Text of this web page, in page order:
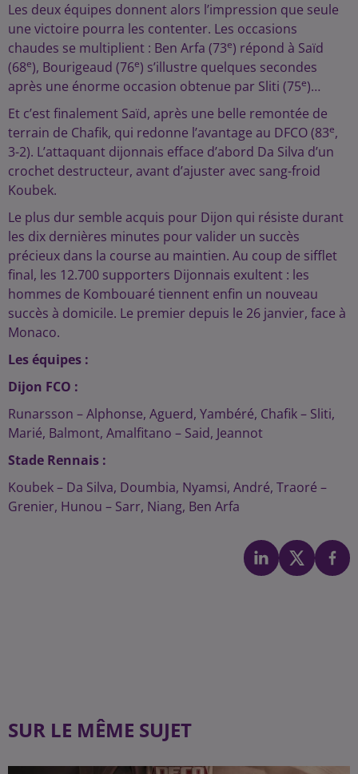
Les deux équipes donnent alors l’impression que seule
une victoire pourra les contenter. Les occasions
chaudes se multiplient : Ben Arfa (73e) répond à Saïd
(68e), Bourigeaud (76e) s’illustre quelques secondes
après une énorme occasion obtenue par Sliti (75e)…
Et c’est finalement Saïd, après une belle remontée de
terrain de Chafik, qui redonne l’avantage au DFCO (83e,
3-2). L’attaquant dijonnais efface d’abord Da Silva d’un
crochet destructeur, avant d’ajuster avec sang-froid
Koubek.
Le plus dur semble acquis pour Dijon qui résiste durant
les dix dernières minutes pour valider un succès
précieux dans la course au maintien. Au coup de sifflet
final, les 12.700 supporters Dijonnais exultent : les
hommes de Kombouaré tiennent enfin un nouveau
succès à domicile. Le premier depuis le 26 janvier, face à
Monaco.
Les équipes :
Dijon FCO :
Runarsson – Alphonse, Aguerd, Yambéré, Chafik – Sliti,
Marié, Balmont, Amalfitano – Said, Jeannot
Stade Rennais :
Koubek – Da Silva, Doumbia, Nyamsi, André, Traoré –
Grenier, Hunou – Sarr, Niang, Ben Arfa
SUR LE MÊME SUJET